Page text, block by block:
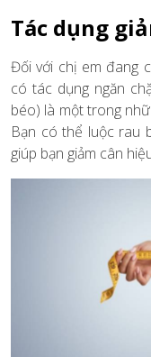
Tác dụng
Đối với chị em đang
có tác dụng ngăn
béo) là một trong
Bạn có thể luộc rau
giúp bạn giảm cân